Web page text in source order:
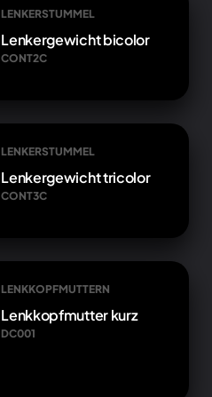
LENKERSTUMMEL
Lenkergewicht bicolor
CONT2C
LENKERSTUMMEL
Lenkergewicht tricolor
CONT3C
LENKKOPFMUTTERN
Lenkkopfmutter kurz
DC001